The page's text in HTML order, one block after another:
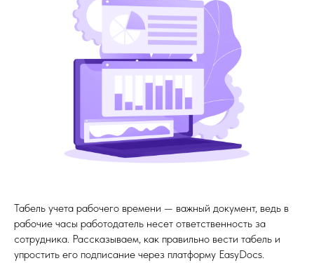
Табель учета рабочего времени — важный документ, ведь в
рабочие часы работодатель несет ответственность за
сотрудника. Рассказываем, как правильно вести табель и
упростить его подписание через платформу EasyDocs.